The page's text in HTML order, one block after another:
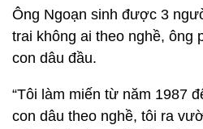
Ông Ngoạn sinh được 3
trai không ai theo nghề, ông
con dâu đầu.
“Tôi làm miến từ năm 1987
con dâu theo nghề, tôi ra